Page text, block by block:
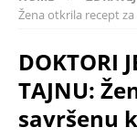
Žena otkrila recept
DOKTORI
TAJNU:
savršenu